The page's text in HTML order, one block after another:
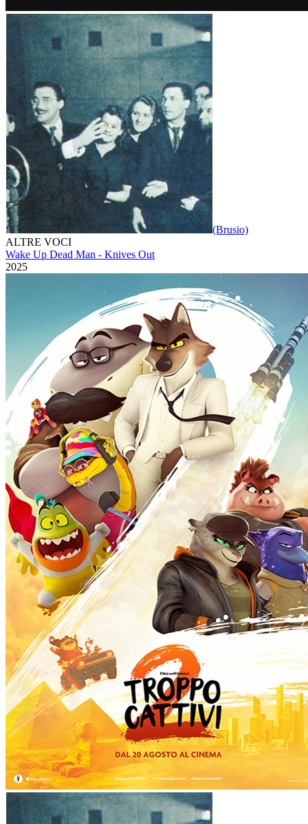
(Brusio)
ALTRE VOCI
Wake Up Dead Man - Knives Out
2025